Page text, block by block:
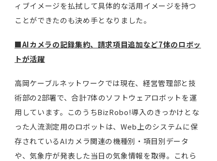
ィブイメージを払拭して具体的な活用イメージを持つ
ことができたのも決め手となりました。
■AIカメラの記録集約、請求項目追加など7体のロボッ
トが活躍
高岡ケーブルネットワークでは現在、経営管理部と技
術部の2部署で、合計7体のソフトウェアロボットを運
用しています。このうちBizRobo!導入のきっかけとな
った人流測定用のロボットは、Web上のシステムに保
存されているAIカメラ関連の機種別・項目別データ
や、気象庁が発表した当日の気象情報を取得。これら